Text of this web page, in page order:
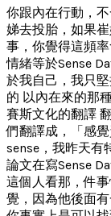
你跟內在行動，
娣去投胎，如果
事，你覺得這頻
情緒等於Sense
於我自己，我只
的 以內在來的那
賽斯文化的翻譯
們翻譯成，「感
sense，我昨天有
論文在寫Sense
這個人看那，件
覺，因為他後面有